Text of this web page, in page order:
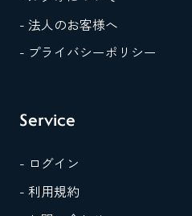
- 法人のお客様へ
- プライバシーポリシー
Service
- ログイン
- 利用規約